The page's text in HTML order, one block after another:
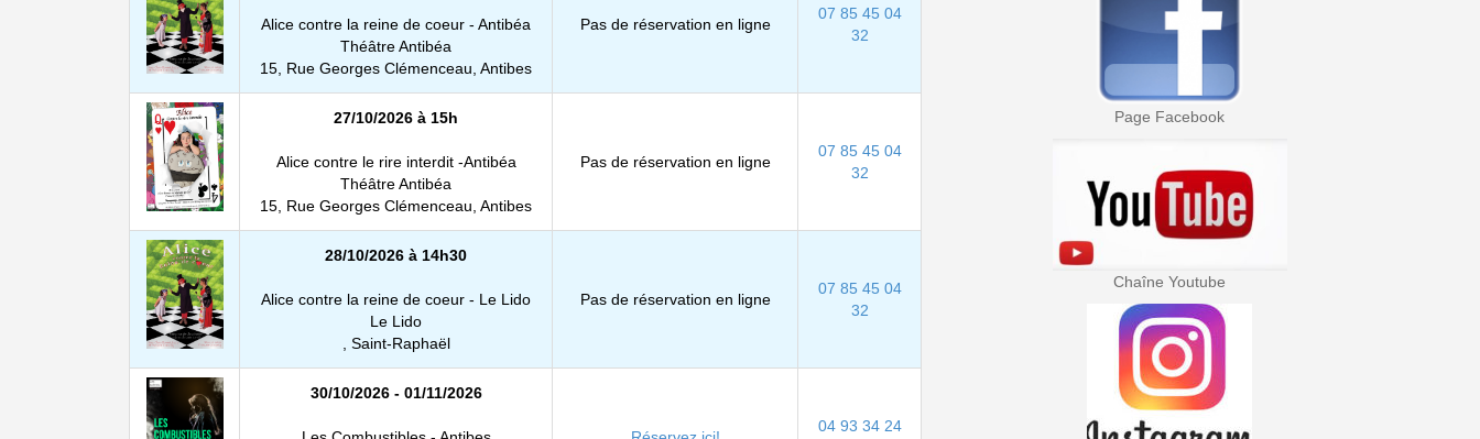
Alice contre la reine de coeur - Antibéa
Théâtre Antibéa
15, Rue Georges Clémenceau, Antibes
Pas de réservation en ligne
07 85 45 04
32
27/10/2026 à 15h
Alice contre le rire interdit -Antibéa
Théâtre Antibéa
15, Rue Georges Clémenceau, Antibes
Pas de réservation en ligne
07 85 45 04
32
28/10/2026 à 14h30
Alice contre la reine de coeur - Le Lido
Le Lido
, Saint-Raphaël
Pas de réservation en ligne
07 85 45 04
32
30/10/2026 - 01/11/2026
04 93 34 24
Page Facebook
Chaîne Youtube